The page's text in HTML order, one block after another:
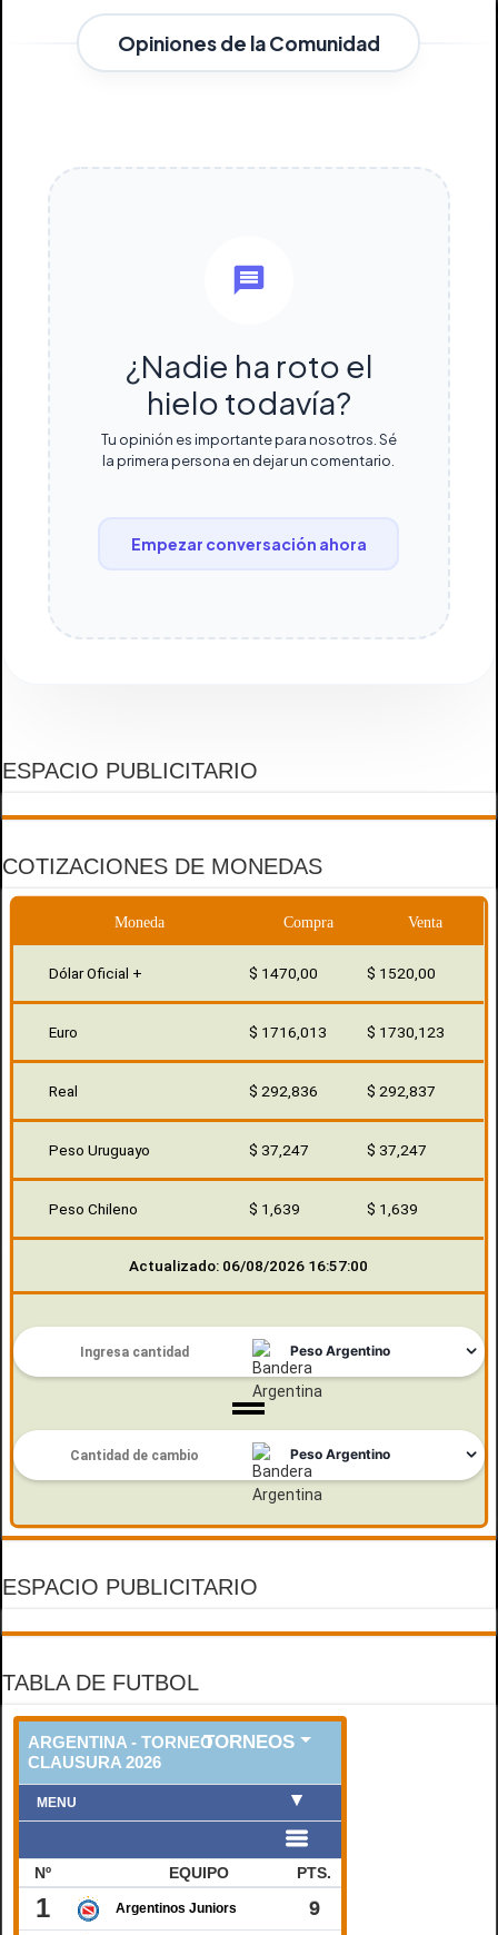
Opiniones de la Comunidad
¿Nadie ha roto el
hielo todavía?
Tu opinión es importante para nosotros. Sé
la primera persona en dejar un comentario.
Empezar conversación ahora
ESPACIO PUBLICITARIO
COTIZACIONES DE MONEDAS
Moneda Compra Venta
Dólar Oficial + $ 1470,00 $ 1520,00
Euro $ 1716,013 $ 1730,123
Real $ 292,836 $ 292,837
Peso Uruguayo $ 37,247 $ 37,247
Peso Chileno $ 1,639 $ 1,639
Actualizado: 06/08/2026 16:57:00
ESPACIO PUBLICITARIO
TABLA DE FUTBOL